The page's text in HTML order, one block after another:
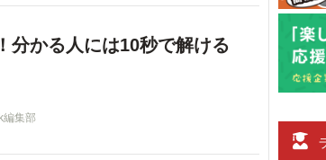
分かる人には10秒で解ける
編集部